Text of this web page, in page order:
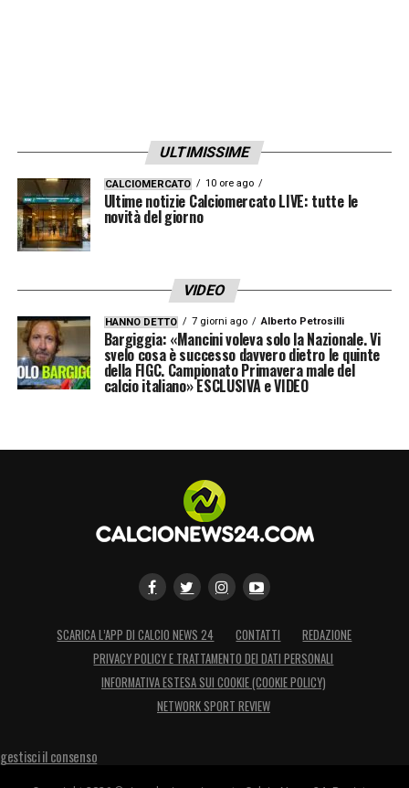
ULTIMISSIME
CALCIOMERCATO 10 ore ago
Ultime notizie Calciomercato LIVE: tutte le
novità del giorno
VIDEO
HANNO DETTO 7 giorni ago Alberto Petrosilli
Bargiggia: «Mancini voleva solo la Nazionale. Vi
svelo cosa è successo davvero dietro le quinte
della FIGC. Campionato Primavera male del
calcio italiano» ESCLUSIVA e VIDEO
SCARICA L’APP DI CALCIO NEWS 24 CONTATTI
REDAZIONE
PRIVACY POLICY E TRATTAMENTO DEI DATI PERSONALI
INFORMATIVA ESTESA SUI COOKIE (COOKIE POLICY)
NETWORK SPORT REVIEW
gestisci il consenso